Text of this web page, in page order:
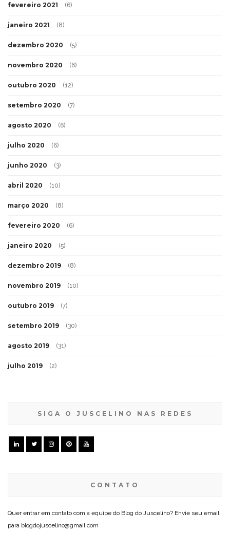
fevereiro 2021 (6)
janeiro 2021 (8)
dezembro 2020 (5)
novembro 2020 (6)
outubro 2020 (12)
setembro 2020 (7)
agosto 2020 (6)
julho 2020 (6)
junho 2020 (3)
abril 2020 (10)
março 2020 (8)
fevereiro 2020 (6)
janeiro 2020 (5)
dezembro 2019 (8)
novembro 2019 (10)
outubro 2019 (7)
setembro 2019 (30)
agosto 2019 (31)
julho 2019 (2)
SIGA O JUSCELINO NAS REDES
CONTATO
Quer entrar em contato com a equipe do Blog do Juscelino? Envie seu email
para blogdojuscelino@gmail.com